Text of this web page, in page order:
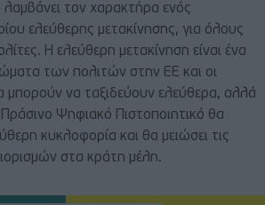
λαμβάνει τον χαρακτήρα ενός
ελεύθερης μετακίνησης, για όλους
Η ελεύθερη μετακίνηση είναι ένα
των πολιτών στην ΕΕ και οι
μπορούν να ταξιδεύουν ελεύθερα, αλλά
Ψηφιακό Πιστοποιητικό θα
κυκλοφορία και θα μειώσει τις
στα κράτη μέλη.